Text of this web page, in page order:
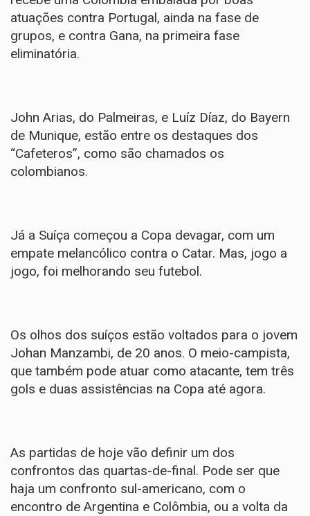
atuações contra Portugal, ainda na fase de
grupos, e contra Gana, na primeira fase
eliminatória.
John Arias, do Palmeiras, e Luíz Díaz, do Bayern
de Munique, estão entre os destaques dos
“Cafeteros”, como são chamados os
colombianos.
Já a Suíça começou a Copa devagar, com um
empate melancólico contra o Catar. Mas, jogo a
jogo, foi melhorando seu futebol.
Os olhos dos suíços estão voltados para o jovem
Johan Manzambi, de 20 anos. O meio-campista,
que também pode atuar como atacante, tem três
gols e duas assistências na Copa até agora.
As partidas de hoje vão definir um dos
confrontos das quartas-de-final. Pode ser que
haja um confronto sul-americano, com o
encontro de Argentina e Colômbia, ou a volta da